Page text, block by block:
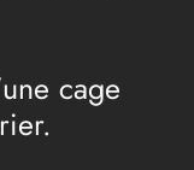
cage